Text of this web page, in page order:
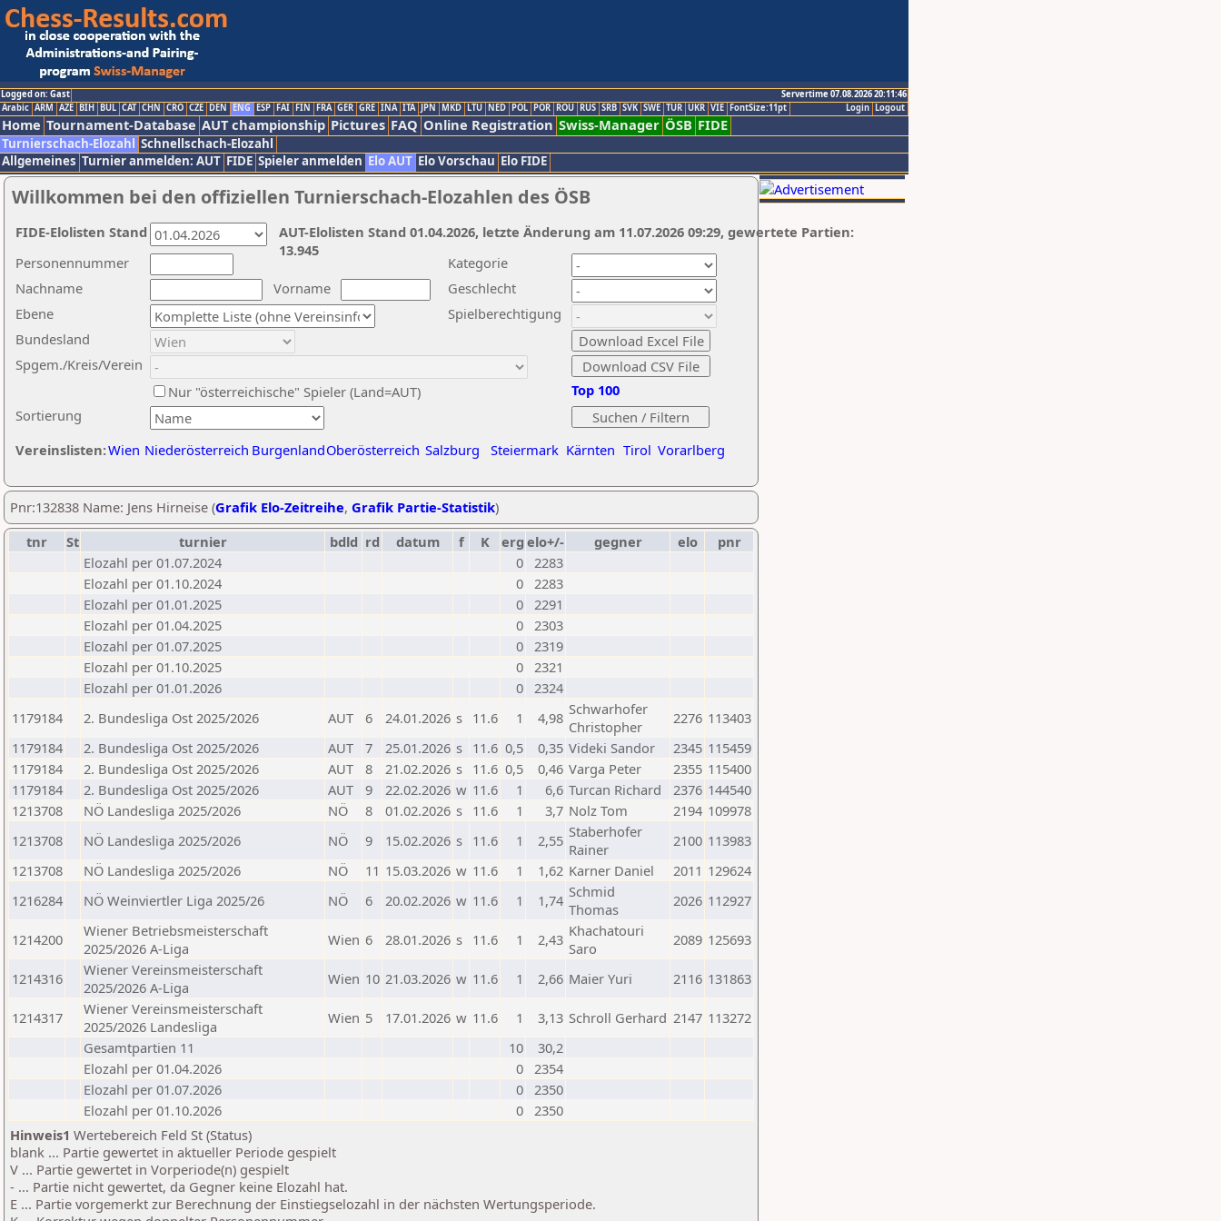
Logged on: Gast
Servertime 07.08.2026 20:11:46
Logout
Login
Arabic ARM AZE BIH BUL CAT CHN CRO CZE DEN ENG ESP FAI FIN FRA GER GRE INA ITA JPN MKD LTU NED POL POR ROU RUS SRB SVK SWE TUR UKR VIE FontSize:11pt
Home Tournament-Database AUT championship Pictures FAQ Online Registration Swiss-Manager ÖSB FIDE
Turnierschach-Elozahl Schnellschach-Elozahl
Allgemeines Turnier anmelden: AUT FIDE Spieler anmelden Elo AUT Elo Vorschau Elo FIDE
Willkommen bei den offiziellen Turnierschach-Elozahlen des ÖSB
Nachname
Vorname
Ebene
Kategorie
Sortierung
Personennummer
Bundesland
Spgem./Kreis/Verein
Geschlecht
Nur "österreichische" Spieler (Land=AUT)
Spielberechtigung
Vereinslisten:Wien Niederösterreich BurgenlandOberösterreich Salzburg Steiermark Kärnten Tirol Vorarlberg
Top 100
AUT-Elolisten Stand 01.04.2026, letzte Änderung am 11.07.2026 09:29, gewertete Partien:
13.945
FIDE-Elolisten Stand
Pnr:132838 Name: Jens Hirneise (Grafik Elo-Zeitreihe, Grafik Partie-Statistik)
tnr
St turnier bdld rd datum f K erg elo+/- gegner elo
pnr
Elozahl per 01.07.2024
0 2283
Elozahl per 01.10.2024
0 2283
Elozahl per 01.01.2025
0 2291
Elozahl per 01.04.2025
0 2303
Elozahl per 01.07.2025
0 2319
Elozahl per 01.10.2025
0 2321
Elozahl per 01.01.2026
0 2324
1179184
2. Bundesliga Ost 2025/2026 AUT 6 24.01.2026 s 11.6 1 4,98 Schwarhofer
Christopher
2276 113403
1179184
2. Bundesliga Ost 2025/2026 AUT 7 25.01.2026 s 11.6 0,5 0,35 Videki Sandor 2345 115459
1179184
2. Bundesliga Ost 2025/2026 AUT 8 21.02.2026 s 11.6 0,5 0,46 Varga Peter 2355 115400
1179184
2. Bundesliga Ost 2025/2026 AUT 9 22.02.2026 w 11.6 1 6,6 Turcan Richard 2376 144540
1213708
NÖ Landesliga 2025/2026 NÖ 8 01.02.2026 s 11.6 1 3,7 Nolz Tom 2194 109978
1213708
NÖ Landesliga 2025/2026 NÖ 9 15.02.2026 s 11.6 1 2,55 Staberhofer
Rainer
2100 113983
1213708
NÖ Landesliga 2025/2026 NÖ 11 15.03.2026 w 11.6 1 1,62 Karner Daniel 2011 129624
1216284
NÖ Weinviertler Liga 2025/26 NÖ 6 20.02.2026 w 11.6 1 1,74 Schmid
Thomas
2026 112927
1214200
Wiener Betriebsmeisterschaft
2025/2026 A-Liga
Wien 6 28.01.2026 s 11.6 1 2,43 Khachatouri
Saro
2089 125693
1214316
Wiener Vereinsmeisterschaft
2025/2026 A-Liga
Wien 10 21.03.2026 w 11.6 1 2,66 Maier Yuri 2116 131863
1214317
Wiener Vereinsmeisterschaft
2025/2026 Landesliga
Wien 5 17.01.2026 w 11.6 1 3,13 Schroll Gerhard 2147 113272
Gesamtpartien 11
10
30,2
Elozahl per 01.04.2026
0 2354
Elozahl per 01.07.2026
0 2350
Elozahl per 01.10.2026
0 2350
Hinweis1 Wertebereich Feld St (Status)
blank ... Partie gewertet in aktueller Periode gespielt
V ... Partie gewertet in Vorperiode(n) gespielt
- ... Partie nicht gewertet, da Gegner keine Elozahl hat.
E ... Partie vorgemerkt zur Berechnung der Einstiegselozahl in der nächsten Wertungsperiode.